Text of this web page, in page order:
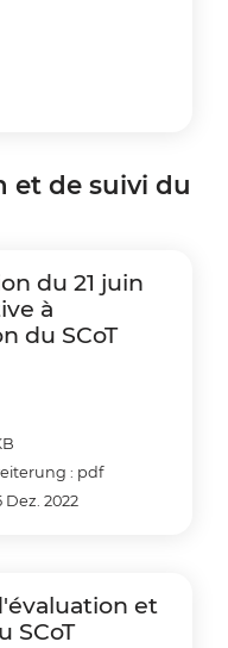
et de suivi du
du 21 juin
à
du SCoT
: pdf
Dez. 2022
et
SCoT